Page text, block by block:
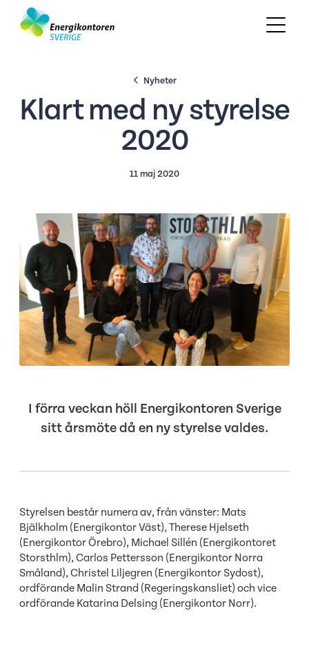
Nyheter
Klart med ny styrelse
2020
11 maj 2020
I förra veckan höll Energikontoren Sverige
sitt årsmöte då en ny styrelse valdes.
Styrelsen består numera av, från vänster: Mats
Bjälkholm (Energikontor Väst), Therese Hjelseth
(Energikontor Örebro), Michael Sillén (Energikontoret
Storsthlm), Carlos Pettersson (Energikontor Norra
Småland), Christel Liljegren (Energikontor Sydost),
ordförande Malin Strand (Regeringskansliet) och vice
ordförande Katarina Delsing (Energikontor Norr).